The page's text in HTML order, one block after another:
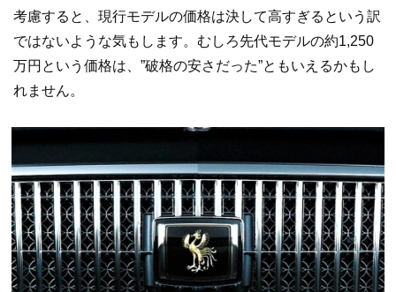
考慮すると、現行モデルの価格は決して高すぎるという訳
ではないような気もします。むしろ先代モデルの約1,250
万円という価格は、”破格の安さだった”ともいえるかもし
れません。